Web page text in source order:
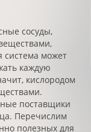
сосуды,
система может
каждую
кислородом
поставщики
Перечислим
полезных для